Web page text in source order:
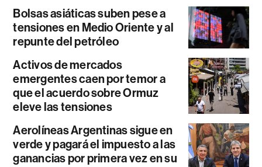
Bolsas asiáticas suben pese a
tensiones en Medio Oriente y al
repunte del petróleo
Activos de mercados
emergentes caen por temor a
que el acuerdo sobre Ormuz
eleve las tensiones
Aerolíneas Argentinas sigue en
verde y pagará el impuesto a las
ganancias por primera vez en su